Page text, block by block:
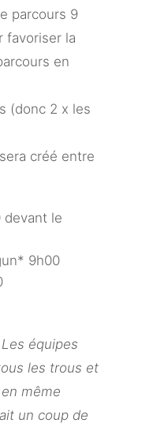
parcours 9
favoriser la
en
(donc 2 x les
créé entre
le
9h00
équipes
les trous et
même
un coup de